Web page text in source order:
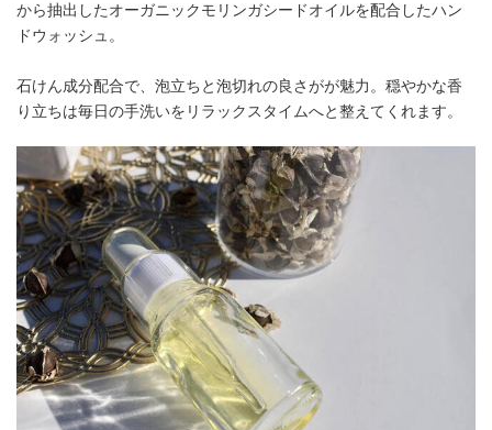
から抽出したオーガニックモリンガシードオイルを配合したハン
ドウォッシュ。
石けん成分配合で、泡立ちと泡切れの良さがが魅力。穏やかな香
り立ちは毎日の手洗いをリラックスタイムへと整えてくれます。